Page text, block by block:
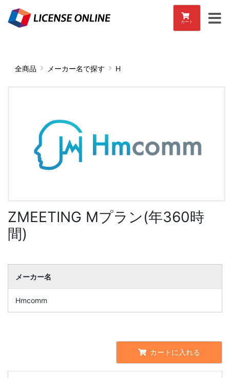
カート
全商品 メーカー名で探す H
ZMEETING Mプラン(年360時
間)
メーカー名
Hmcomm
カートに入れる